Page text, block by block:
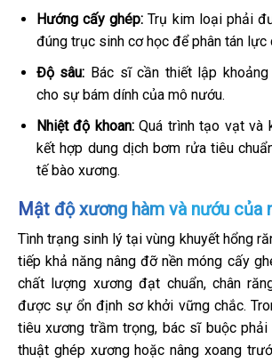
Hướng cấy ghép: Trụ kim loại phải
đúng trục sinh cơ học để phân tán lực
Độ sâu: Bác sĩ cần thiết lập
cho sự bám dính của mô nướu.
Nhiệt độ khoan:Quá trình tạo vạt và
kết hợp dung dịch bơm rửa tiêu
tế bào xương.
Mật độ xương hàm và nướu của
Tình trạng sinh lý tại vùng khuyết hổng
tiếp khả năng nâng đỡ nền móng cấy
chất lượng xương đạt chuẩn, chân
được sự ổn định sơ khởi vững chắc.
tiêu xương trầm trọng, bác sĩ buộc phải
thuật ghép xương hoặc nâng xoang